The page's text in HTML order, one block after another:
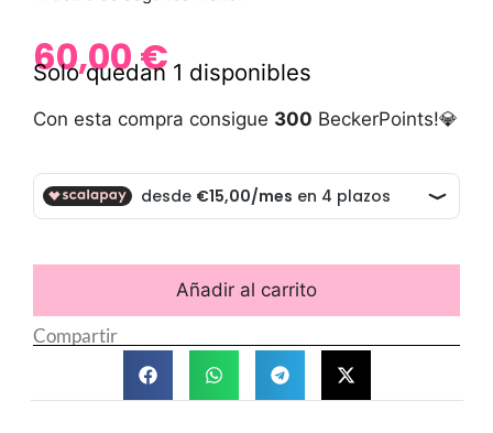
60,00€
Solo quedan 1 disponibles
Con esta compra consigue 300 BeckerPoints!💎
Añadir al carrito
Compartir